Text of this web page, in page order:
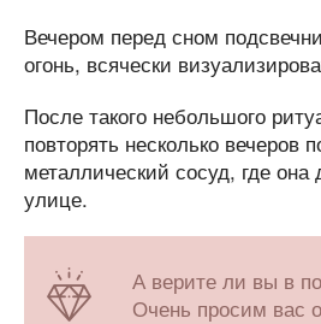
Вечером перед сном
огонь, всячески
После такого небольшого
повторять несколько
металлический сосуд, где
улице.
А верите ли вы в
Очень просим вас